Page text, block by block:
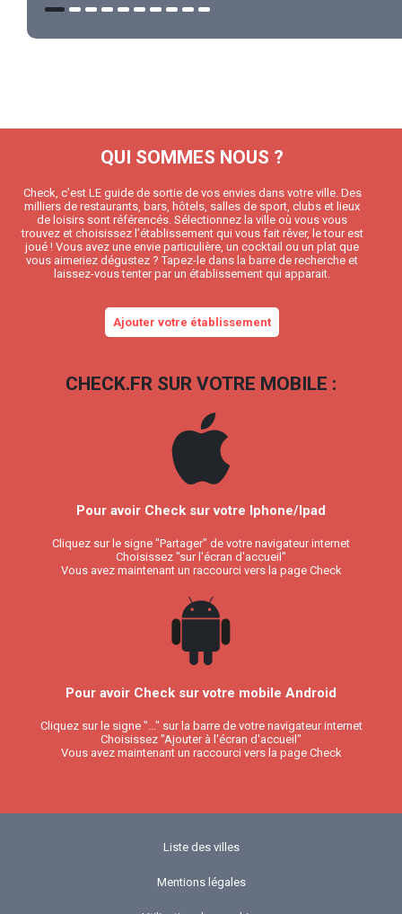
QUI SOMMES NOUS ?
Check, c’est LE guide de sortie de vos envies dans votre ville. Des
milliers de restaurants, bars, hôtels, salles de sport, clubs et lieux
de loisirs sont référencés. Sélectionnez la ville où vous vous
trouvez et choisissez l’établissement qui vous fait rêver, le tour est
joué ! Vous avez une envie particulière, un cocktail ou un plat que
vous aimeriez dégustez ? Tapez-le dans la barre de recherche et
laissez-vous tenter par un établissement qui apparait.
Ajouter votre établissement
CHECK.FR SUR VOTRE MOBILE :
Pour avoir Check sur votre Iphone/Ipad
Cliquez sur le signe "Partager" de votre navigateur internet
Choisissez "sur l'écran d'accueil"
Vous avez maintenant un raccourci vers la page Check
Pour avoir Check sur votre mobile Android
Cliquez sur le signe "..." sur la barre de votre navigateur internet
Choisissez "Ajouter à l'écran d'accueil"
Vous avez maintenant un raccourci vers la page Check
Liste des villes
Mentions légales